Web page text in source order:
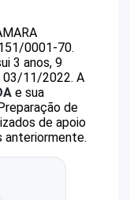
0001-70.
3 anos, 9
03/11/2022. A
e sua
de
de apoio
anteriormente.